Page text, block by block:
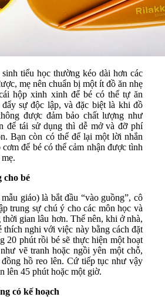
tiểu học thường kéo dài hơn các
mẹ nên chuẩn bị một ít đồ ăn nhẹ
hộp xinh xinh để bé có thể tự ăn
sự độc lập, và đặc biệt là khi đồ
được đảm bảo chất lượng như
để tái sử dụng thì dễ mở và đỡ phí
Bạn còn có thể để lại một lời nhắn
để bé có thể cảm nhận được tình
cho bé
giáo) là bắt đầu “vào guồng”, cô
trung sự chú ý cho các môn học và
thời gian lâu hơn. Thế nên, khi ở nhà,
thích nghi với việc này bằng cách đặt
20 phút rồi bé sẽ thực hiện một hoạt
vẽ tranh hoặc ngồi yên một chỗ,
hồ reo lên. Cứ tiếp tục như vậy
lên 45 phút hoặc một giờ.
có kế hoạch